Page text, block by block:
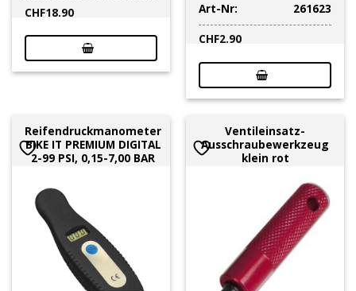
CHF18.90
Art-Nr:
261623
CHF2.90
Reifendruckmanometer
BIKE IT PREMIUM DIGITAL
2-99 PSI, 0,15-7,00 BAR
Ventileinsatz-
Ausschraubewerkzeug
klein rot